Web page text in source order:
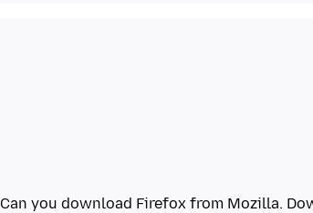
Can you download Firefox from Mozilla.